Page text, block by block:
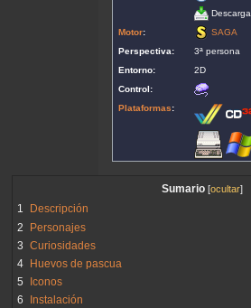
Descarga
Motor:
SAGA
Perspectiva:
3ª persona
Entorno:
2D
Control:
Plataformas:
Sumario
1
Descripción
2
Personajes
3 Curiosidades
4
Huevos de pascua
5
Iconos
6
Instalación